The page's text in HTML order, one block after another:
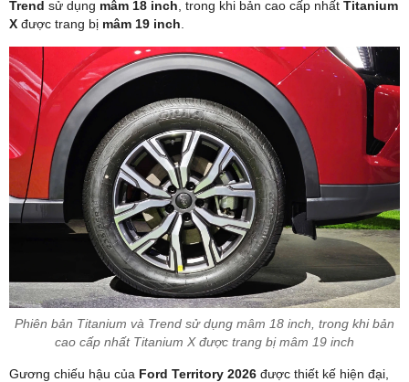
Trend sử dụng mâm 18 inch, trong khi bản cao cấp nhất Titanium
X được trang bị mâm 19 inch.
Phiên bản Titanium và Trend sử dụng mâm 18 inch, trong khi bản
cao cấp nhất Titanium X được trang bị mâm 19 inch
Gương chiếu hậu của Ford Territory 2026 được thiết kế hiện đại,